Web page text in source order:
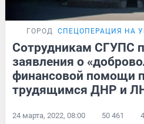
ГОРОД СПЕЦОПЕРАЦИЯ НА
Сотрудникам СГУПС
заявления о
финансовой помощи
трудящимся ДНР и
24 марта, 2022, 08:00 50 461